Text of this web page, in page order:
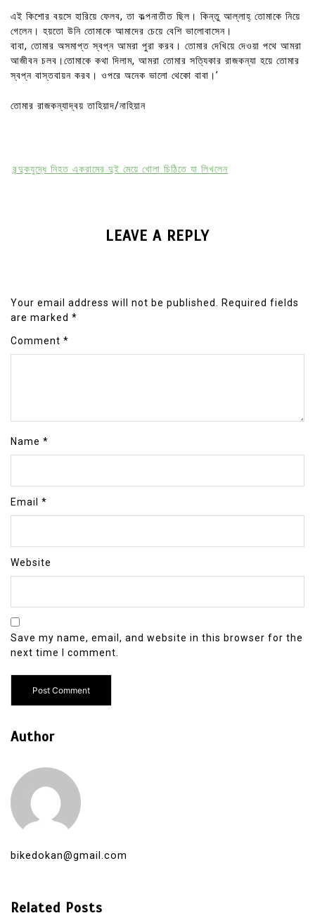
এই কিশোর বয়সে হারিয়ে ফেলব, তা কল্পনাতীত ছিল। কিন্তু আল্লাহ্ তোমাকে নিয়ে
গেলেন। হয়তো উনি তোমাকে আমাদের চেয়ে বেশি ভালোবাসেন।
বাবা, তোমার অসমাপ্ত স্বপ্ন আমরা পুরা করব। তোমার দেখিয়ে দেওয়া পথে আমরা
আজীবন চলব।তোমাকে কথা দিলাম, আমরা তোমার সত্যিকার রাজকন্যা হয়ে তোমার
স্বপ্ন বাস্তবায়ন করব। ওপরে অনেক ভালো থেকো বাবা।’
তোমার রাজকন্যাদ্বয় তাহিয়াদ/নাহিয়ান
বন্দুকযুদ্ধে নিহত একরামের দুই মেয়ে খোলা চিঠিতে যা লিখলেন
LEAVE A REPLY
Your email address will not be published. Required fields
are marked *
Comment *
Name *
Email *
Website
Save my name, email, and website in this browser for the
next time I comment.
Author
bikedokan@gmail.com
Related Posts